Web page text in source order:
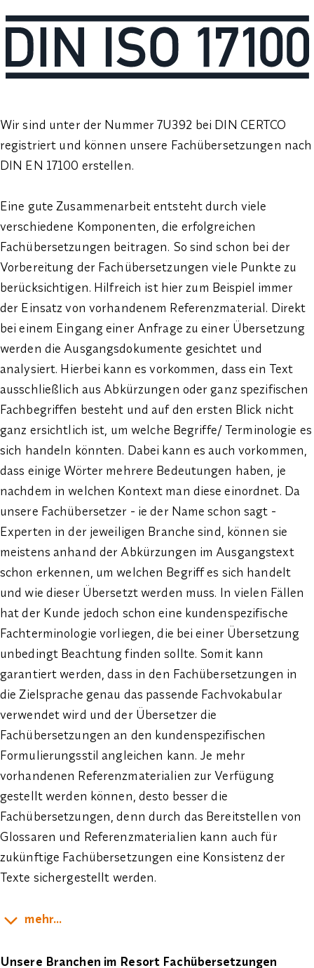
Wir sind unter der Nummer 7U392 bei DIN CERTCO
registriert und können unsere Fachübersetzungen nach
DIN EN 17100 erstellen.
Eine gute Zusammenarbeit entsteht durch viele
verschiedene Komponenten, die erfolgreichen
Fachübersetzungen beitragen. So sind schon bei der
Vorbereitung der Fachübersetzungen viele Punkte zu
berücksichtigen. Hilfreich ist hier zum Beispiel immer
der Einsatz von vorhandenem Referenzmaterial. Direkt
bei einem Eingang einer Anfrage zu einer Übersetzung
werden die Ausgangsdokumente gesichtet und
analysiert. Hierbei kann es vorkommen, dass ein Text
ausschließlich aus Abkürzungen oder ganz spezifischen
Fachbegriffen besteht und auf den ersten Blick nicht
ganz ersichtlich ist, um welche Begriffe/ Terminologie es
sich handeln könnten. Dabei kann es auch vorkommen,
dass einige Wörter mehrere Bedeutungen haben, je
nachdem in welchen Kontext man diese einordnet. Da
unsere Fachübersetzer - ie der Name schon sagt -
Experten in der jeweiligen Branche sind, können sie
meistens anhand der Abkürzungen im Ausgangstext
schon erkennen, um welchen Begriff es sich handelt
und wie dieser Übersetzt werden muss. In vielen Fällen
hat der Kunde jedoch schon eine kundenspezifische
Fachterminologie vorliegen, die bei einer Übersetzung
unbedingt Beachtung finden sollte. Somit kann
garantiert werden, dass in den Fachübersetzungen in
die Zielsprache genau das passende Fachvokabular
verwendet wird und der Übersetzer die
Fachübersetzungen an den kundenspezifischen
Formulierungsstil angleichen kann. Je mehr
vorhandenen Referenzmaterialien zur Verfügung
gestellt werden können, desto besser die
Fachübersetzungen, denn durch das Bereitstellen von
Glossaren und Referenzmaterialien kann auch für
zukünftige Fachübersetzungen eine Konsistenz der
Texte sichergestellt werden.
mehr...
Unsere Branchen im Resort Fachübersetzungen